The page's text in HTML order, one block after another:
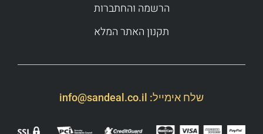
הרשמה והחתברות
תקנון האתר המלא
שלח אימייל: info@sandeal.co.il